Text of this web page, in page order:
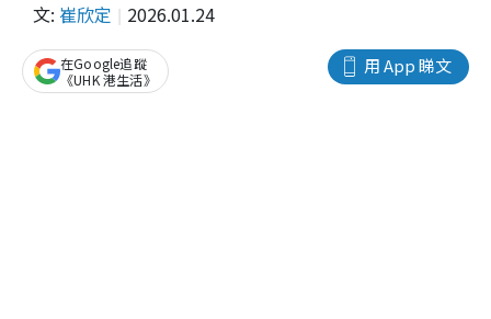
文: 崔欣定 2026.01.24
用 App 睇文
在Google追蹤
《UHK 港生活》